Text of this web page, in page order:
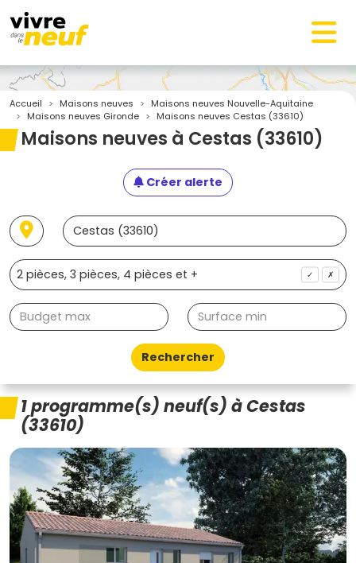
Accueil Maisons neuves
Maisons neuves Nouvelle-Aquitaine
Maisons neuves Gironde
Maisons neuves Cestas (33610)
Maisons neuves à Cestas (33610)
Créer alerte
✓ ✗
Rechercher
1 programme(s) neuf(s) à Cestas
(33610)